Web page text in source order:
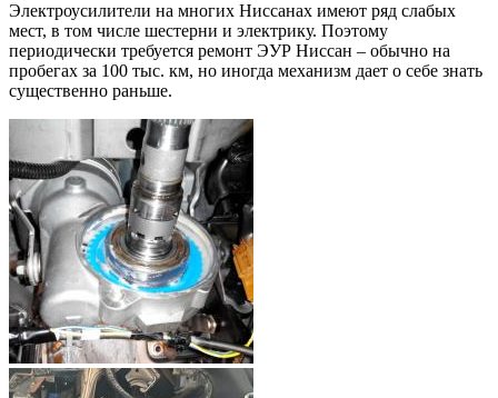
Электроусилители на многих Ниссанах имеют ряд слабых
мест, в том числе шестерни и электрику. Поэтому
периодически требуется ремонт ЭУР Ниссан – обычно на
пробегах за 100 тыс. км, но иногда механизм дает о себе знать
существенно раньше.